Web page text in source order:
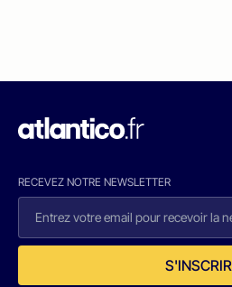
RECEVEZ NOTRE NEWSLETTER